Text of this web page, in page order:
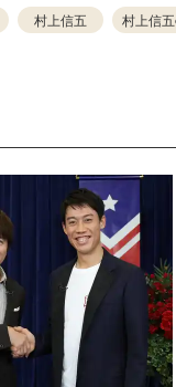
村上信五 村上信